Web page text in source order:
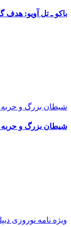
باکو ـ تل آویو: هدف
شیطان بزرگ و
شیطان بزرگ و حربه
ویژه نامه نوروزی